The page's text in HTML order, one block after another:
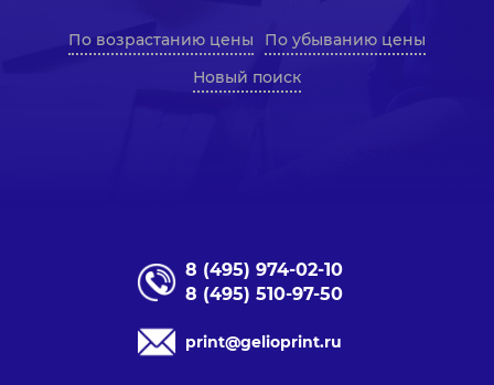
По возрастанию цены
По убыванию цены
Новый поиск
8 (495) 974-02-10
8 (495) 510-97-50
print@gelioprint.ru